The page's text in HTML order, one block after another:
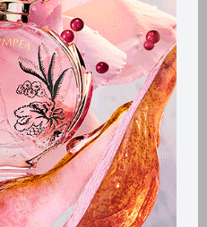
costos de envío
en tiendas
pueden interesar